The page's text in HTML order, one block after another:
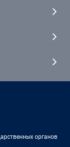
органов